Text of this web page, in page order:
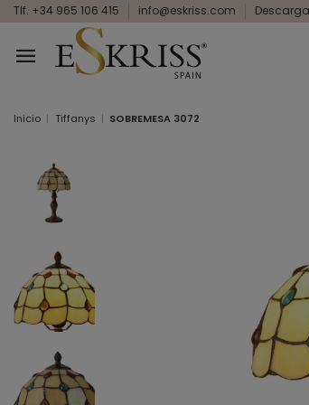
Tlf. +34 965 106 415 info@eskriss.com
Inicio Tiffanys SOBREMESA 3072